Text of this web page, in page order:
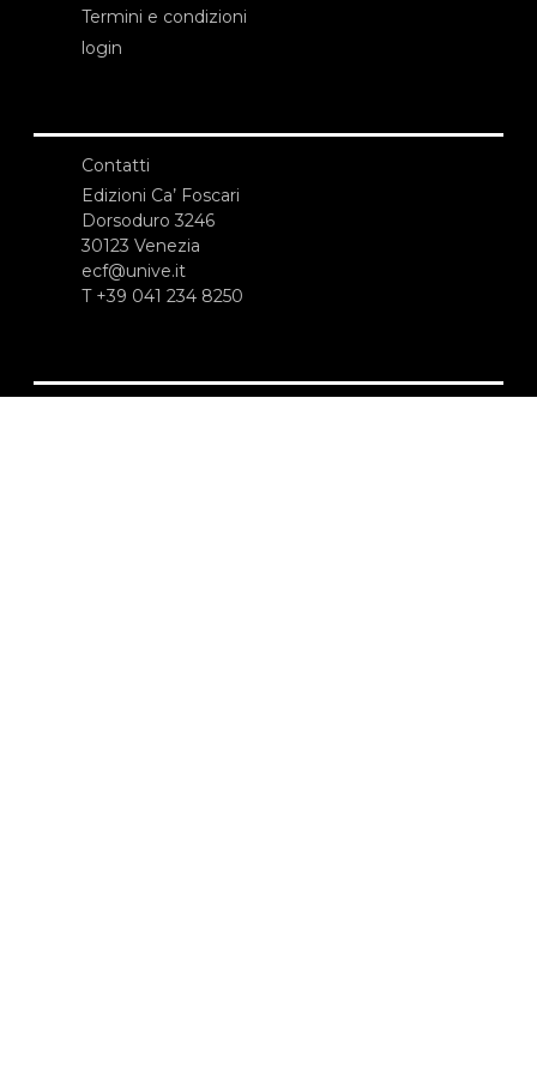
Termini e condizioni
login
Contatti
Edizioni Ca’ Foscari
Dorsoduro 3246
30123 Venezia
ecf@unive.it
T +39 041 234 8250